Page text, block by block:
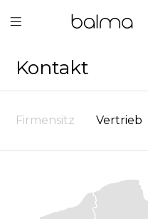
Kontakt
Firmensitz Vertrieb